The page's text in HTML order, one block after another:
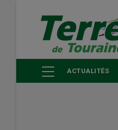
principal
ACTUALITÉS